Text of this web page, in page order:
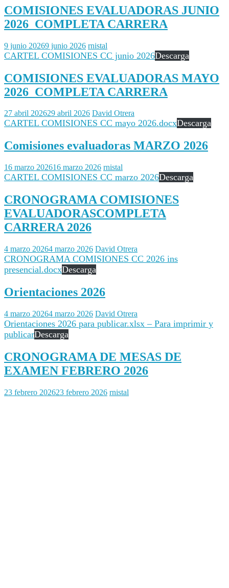
COMISIONES EVALUADORAS JUNIO
2026 COMPLETA CARRERA
9 junio 20269 junio 2026 rnistal
CARTEL COMISIONES CC junio 2026Descarga
COMISIONES EVALUADORAS MAYO
2026 COMPLETA CARRERA
27 abril 202629 abril 2026 David Otrera
CARTEL COMISIONES CC mayo 2026.docxDescarga
Comisiones evaluadoras MARZO 2026
16 marzo 202616 marzo 2026 rnistal
CARTEL COMISIONES CC marzo 2026Descarga
CRONOGRAMA COMISIONES
EVALUADORASCOMPLETA
CARRERA 2026
4 marzo 20264 marzo 2026 David Otrera
CRONOGRAMA COMISIONES CC 2026 ins
presencial.docxDescarga
Orientaciones 2026
4 marzo 20264 marzo 2026 David Otrera
Orientaciones 2026 para publicar.xlsx – Para imprimir y
publicarDescarga
CRONOGRAMA DE MESAS DE
EXAMEN FEBRERO 2026
23 febrero 202623 febrero 2026 rnistal